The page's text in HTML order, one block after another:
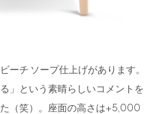
ーチ ソープ仕上げがあります。
」という素晴らしいコメントを
（笑）。座面の高さは+5,000